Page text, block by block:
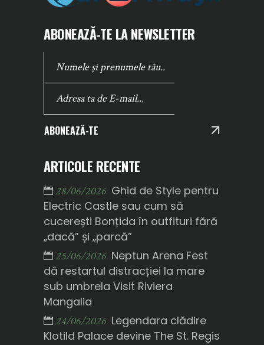
ABONEAZĂ-TE LA NEWSLETTER
ABONEAZĂ-TE
ARTICOLE RECENTE
28/06/2026 Ghid de Style pentru
Electric Castle sau cum să
cucerești Bonțida în outfituri fără
„dacă” și „parcă”
25/06/2026 Neptun Arena Fest
dă restartul distracției la mare
sub umbrela Visit Riviera
Mangalia
24/06/2026 Legendara clădire
Klotild Palace devine The St. Regis